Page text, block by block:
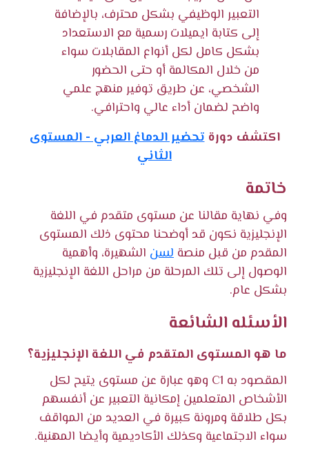
التعبير الوظيفي بشكل محترف، بالإضافة
إلى كتابة ايميلات رسمية مع الاستعداد
بشكل كامل لكل أنواع المقابلات سواء
من خلال المكالمة أو حتى الحضور
الشخصي، عن طريق توفير منهج علمي
واضح لضمان أداء عالي واحترافي.
اكتشف دورةتحضير الدماغ العربي - المستوى
الثاني
خاتمة
وفي نهاية مقالنا عن مستوى متقدم في اللغة
الإنجليزية نكون قد أوضحنا محتوى ذلك المستوى
المقدم من قبل منصة لسن الشهيرة، وأهمية
الوصول إلى تلك المرحلة من مراحل اللغة الإنجليزية
بشكل عام.
الأسئله الشائعة
ما هو المستوى المتقدم في اللغة الإنجليزية؟
المقصود به C1 وهو عبارة عن مستوى يتيح لكل
الأشخاص المتعلمين إمكانية التعبير عن أنفسهم
بكل طلاقة ومرونة كبيرة في العديد من المواقف
سواء الاجتماعية وكذلك الأكاديمية وأيضا المهنية.